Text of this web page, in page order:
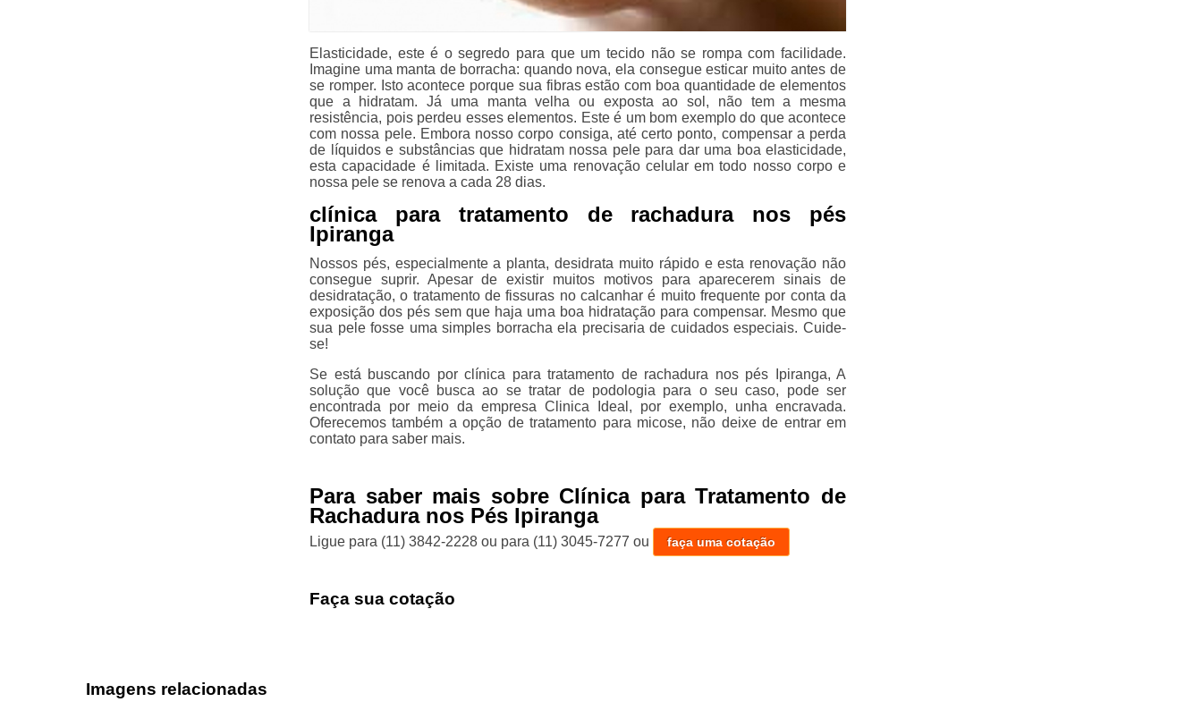
Elasticidade, este é o segredo para que um tecido não se rompa com facilidade.
Imagine uma manta de borracha: quando nova, ela consegue esticar muito antes de
se romper. Isto acontece porque sua fibras estão com boa quantidade de elementos
que a hidratam. Já uma manta velha ou exposta ao sol, não tem a mesma
resistência, pois perdeu esses elementos. Este é um bom exemplo do que acontece
com nossa pele. Embora nosso corpo consiga, até certo ponto, compensar a perda
de líquidos e substâncias que hidratam nossa pele para dar uma boa elasticidade,
esta capacidade é limitada. Existe uma renovação celular em todo nosso corpo e
nossa pele se renova a cada 28 dias.
clínica para tratamento de rachadura nos pés
Ipiranga
Nossos pés, especialmente a planta, desidrata muito rápido e esta renovação não
consegue suprir. Apesar de existir muitos motivos para aparecerem sinais de
desidratação, o tratamento de fissuras no calcanhar é muito frequente por conta da
exposição dos pés sem que haja uma boa hidratação para compensar. Mesmo que
sua pele fosse uma simples borracha ela precisaria de cuidados especiais. Cuide-
se!
Se está buscando por clínica para tratamento de rachadura nos pés Ipiranga, A
solução que você busca ao se tratar de podologia para o seu caso, pode ser
encontrada por meio da empresa Clinica Ideal, por exemplo, unha encravada.
Oferecemos também a opção de tratamento para micose, não deixe de entrar em
contato para saber mais.
Para saber mais sobre Clínica para Tratamento de
Rachadura nos Pés Ipiranga
Ligue para (11) 3842-2228 ou para (11) 3045-7277 ou faça uma cotação
Faça sua cotação
Imagens relacionadas